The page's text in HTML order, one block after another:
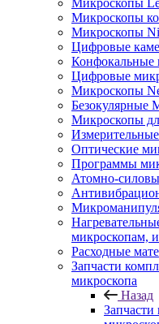
Микроскопы
Микроскопы
Микроскопы
Цифровые
Конфокальные
Цифровые
Микроскопы
Безокулярные
Микроскопы
Оптические
Программы
Атомно-
микроскопам,
Расходные
Запчасти
микроскопа
Назад